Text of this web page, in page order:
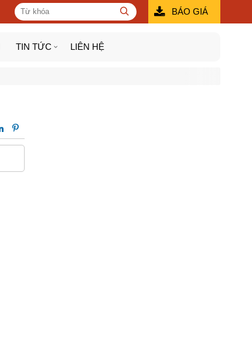
BÁO GIÁ
TIN TỨC LIÊN HỆ